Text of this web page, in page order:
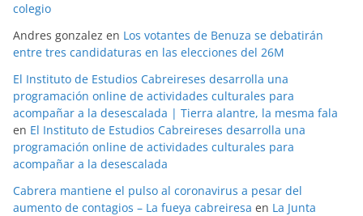
colegio
Andres gonzalez en Los votantes de Benuza se debatirán
entre tres candidaturas en las elecciones del 26M
El Instituto de Estudios Cabreireses desarrolla una
programación online de actividades culturales para
acompañar a la desescalada | Tierra alantre, la mesma fala
en El Instituto de Estudios Cabreireses desarrolla una
programación online de actividades culturales para
acompañar a la desescalada
Cabrera mantiene el pulso al coronavirus a pesar del
aumento de contagios – La fueya cabreiresa en La Junta